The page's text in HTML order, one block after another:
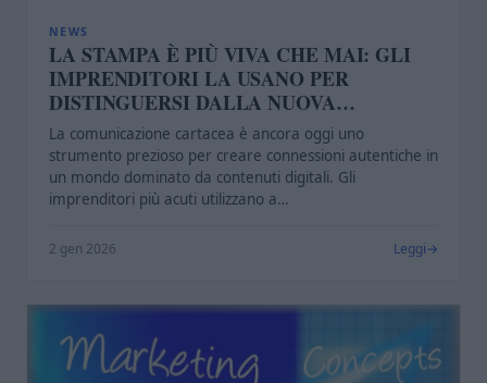
NEWS
LA STAMPA È PIÙ VIVA CHE MAI: GLI
IMPRENDITORI LA USANO PER
DISTINGUERSI DALLA NUOVA
GENERAZIONE
La comunicazione cartacea è ancora oggi uno
strumento prezioso per creare connessioni autentiche in
un mondo dominato da contenuti digitali. Gli
imprenditori più acuti utilizzano a…
2 gen 2026 Leggi